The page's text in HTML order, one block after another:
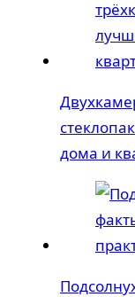
дома и